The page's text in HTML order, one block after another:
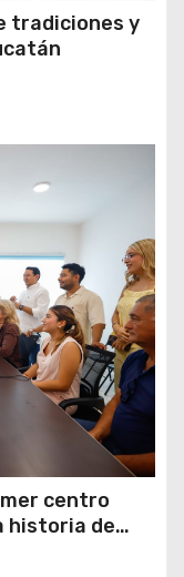
tradiciones y
centro
historia de